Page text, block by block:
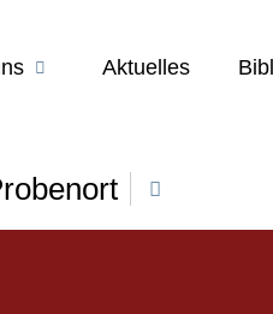
Aktuelles